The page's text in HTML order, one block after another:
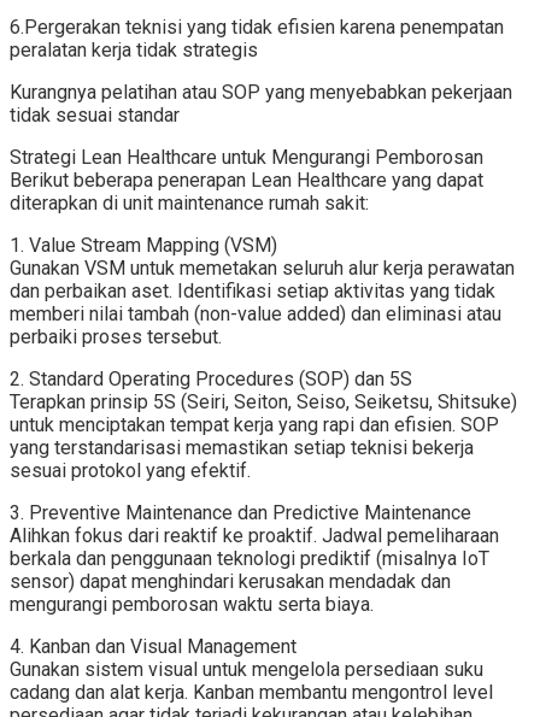
6.Pergerakan teknisi yang tidak efisien karena penempatan
peralatan kerja tidak strategis
Kurangnya pelatihan atau SOP yang menyebabkan pekerjaan
tidak sesuai standar
Strategi Lean Healthcare untuk Mengurangi Pemborosan
Berikut beberapa penerapan Lean Healthcare yang dapat
diterapkan di unit maintenance rumah sakit:
1. Value Stream Mapping (VSM)
Gunakan VSM untuk memetakan seluruh alur kerja perawatan
dan perbaikan aset. Identifikasi setiap aktivitas yang tidak
memberi nilai tambah (non-value added) dan eliminasi atau
perbaiki proses tersebut.
2. Standard Operating Procedures (SOP) dan 5S
Terapkan prinsip 5S (Seiri, Seiton, Seiso, Seiketsu, Shitsuke)
untuk menciptakan tempat kerja yang rapi dan efisien. SOP
yang terstandarisasi memastikan setiap teknisi bekerja
sesuai protokol yang efektif.
3. Preventive Maintenance dan Predictive Maintenance
Alihkan fokus dari reaktif ke proaktif. Jadwal pemeliharaan
berkala dan penggunaan teknologi prediktif (misalnya IoT
sensor) dapat menghindari kerusakan mendadak dan
mengurangi pemborosan waktu serta biaya.
4. Kanban dan Visual Management
Gunakan sistem visual untuk mengelola persediaan suku
cadang dan alat kerja. Kanban membantu mengontrol level